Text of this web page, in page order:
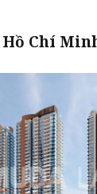
Hồ Chí